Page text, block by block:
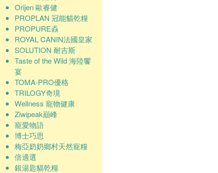
Orijen 歐睿健
PROPLAN 冠能貓乾糧
PROPURE猋
ROYAL CANIN法國皇家
SOLUTION 耐吉斯
Taste of the Wild 海陸饗
宴
TOMA-PRO優格
TRILOGY奇境
Wellness 寵物健康
Ziwipeak巔峰
寵愛物語
博士巧思
梅亞奶奶鄉村天然寵糧
倍適選
銀湯匙貓乾糧